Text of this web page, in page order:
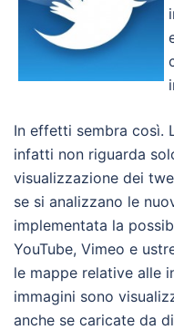
In effetti sembra così.
infatti non riguarda
visualizzazione dei
se si analizzano le
implementata la
YouTube, Vimeo e
le mappe relative alle
immagini sono
anche se caricate da